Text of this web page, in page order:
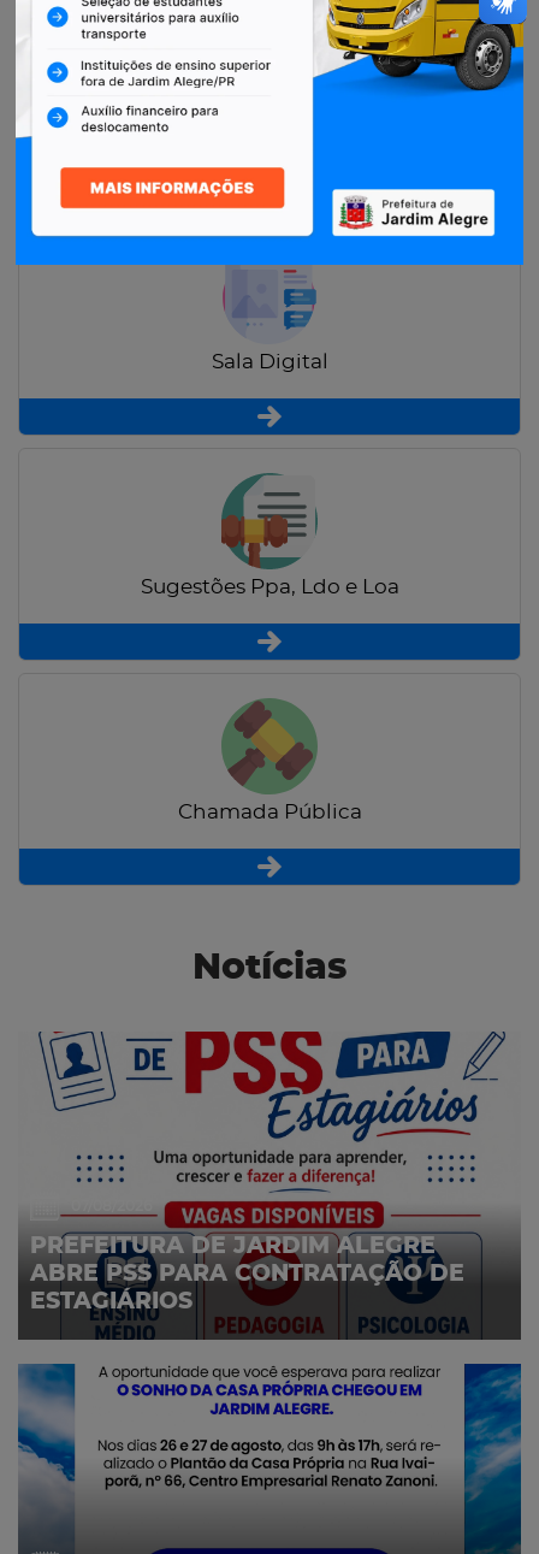
Restituição de Contribuintes
Sala Digital
Sugestões Ppa, Ldo e Loa
Chamada Pública
Notícias
PREFEITURA DE JARDIM ALEGRE
ABRE PSS PARA CONTRATAÇÃO DE
ESTAGIÁRIOS